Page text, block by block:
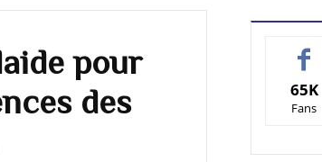
pour
des
65K
Fans